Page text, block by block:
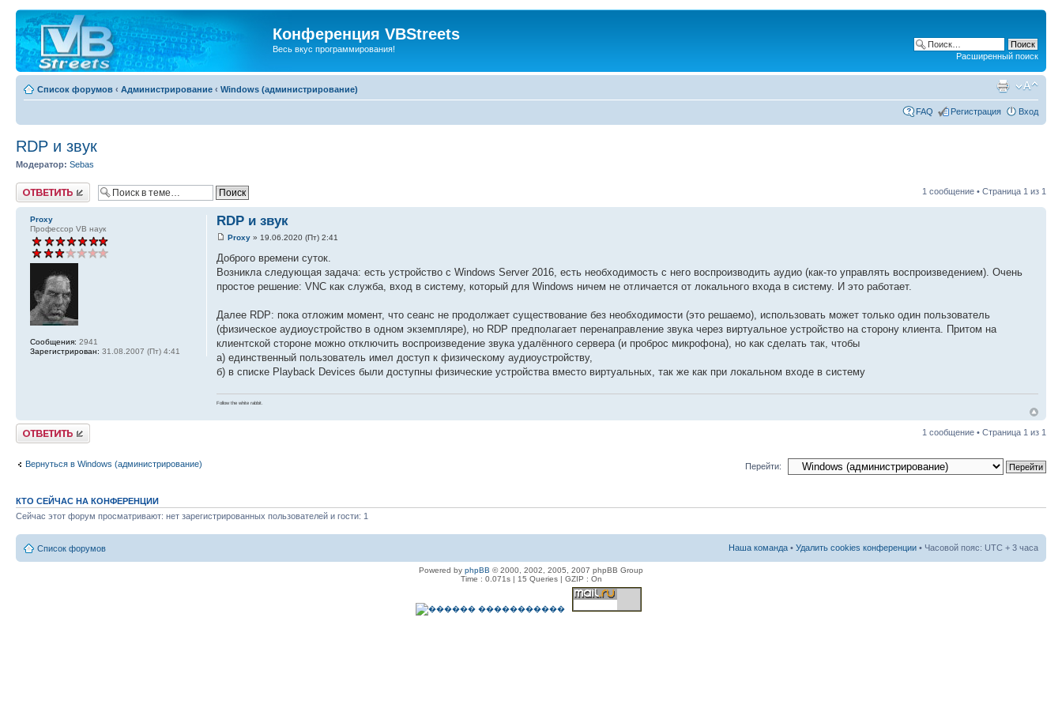
Конференция VBStreets
Весь вкус программирования!
Расширенный поиск
Список форумов ‹ Администрирование ‹ Windows (администрирование)
FAQ Регистрация Вход
RDP и звук
Модератор: Sebas
Ответить 1 сообщение • Страница 1 из 1
Proxy
Профессор VB наук
Сообщения: 2941
Зарегистрирован: 31.08.2007 (Пт) 4:41
RDP и звук
Proxy» 19.06.2020 (Пт) 2:41
Доброго времени суток.
Возникла следующая задача: есть устройство с Windows Server 2016, есть необходимость с него воспроизводить аудио (как-то управлять воспроизведением). Очень
простое решение: VNC как служба, вход в систему, который для Windows ничем не отличается от локального входа в систему. И это работает.
Далее RDP: пока отложим момент, что сеанс не продолжает существование без необходимости (это решаемо), использовать может только один пользователь
(физическое аудиоустройство в одном экземпляре), но RDP предполагает перенаправление звука через виртуальное устройство на сторону клиента. Притом на
клиентской стороне можно отключить воспроизведение звука удалённого сервера (и проброс микрофона), но как сделать так, чтобы
а) единственный пользователь имел доступ к физическому аудиоустройству,
б) в списке Playback Devices были доступны физические устройства вместо виртуальных, так же как при локальном входе в систему
Follow the white rabbit.
Ответить 1 сообщение • Страница 1 из 1
Вернуться в Windows (администрирование) Перейти:
КТО СЕЙЧАС НА КОНФЕРЕНЦИИ
Сейчас этот форум просматривают: нет зарегистрированных пользователей и гости: 1
Список форумов Наша команда • Удалить cookies конференции • Часовой пояс: UTC + 3 часа
Powered by phpBB © 2000, 2002, 2005, 2007 phpBB Group
Time : 0.071s | 15 Queries | GZIP : On